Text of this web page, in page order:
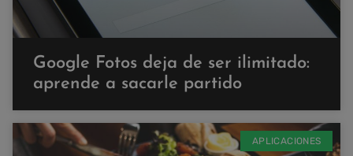
Google Fotos deja de ser ilimitado:
aprende a sacarle partido
APLICACIONES